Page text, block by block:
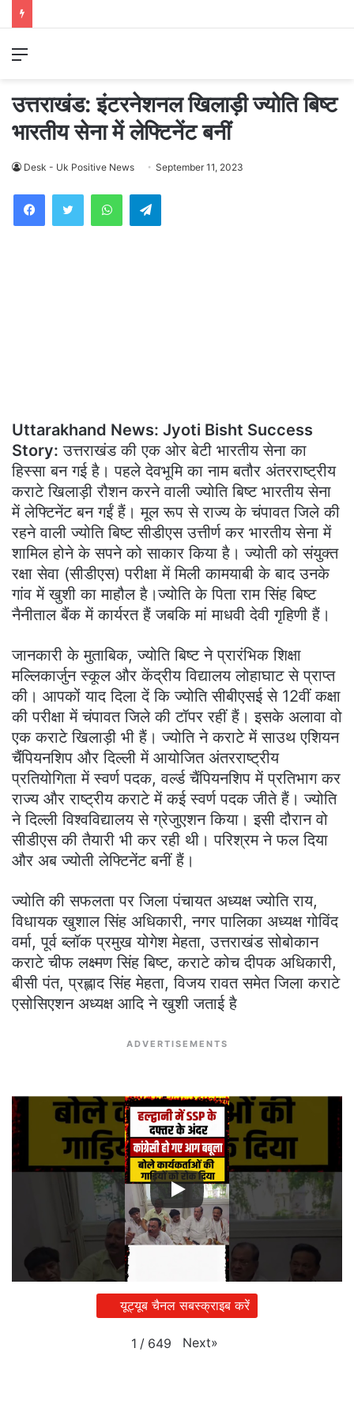
Menu
उत्तराखंड: इंटरनेशनल खिलाड़ी ज्योति बिष्ट
भारतीय सेना में लेफ्टिनेंट बनीं
Desk - Uk Positive News September 11, 2023
WhatsAppTelegram
Uttarakhand News: Jyoti Bisht Success
Story: उत्तराखंड की एक ओर बेटी भारतीय सेना का
हिस्सा बन गई है। पहले देवभूमि का नाम बतौर अंतरराष्ट्रीय
कराटे खिलाड़ी रौशन करने वाली ज्योति बिष्ट भारतीय सेना
में लेफ्टिनेंट बन गईं हैं। मूल रूप से राज्य के चंपावत जिले की
रहने वाली ज्योति बिष्ट सीडीएस उत्तीर्ण कर भारतीय सेना में
शामिल होने के सपने को साकार किया है। ज्योती को संयुक्त
रक्षा सेवा (सीडीएस) परीक्षा में मिली कामयाबी के बाद उनके
गांव में खुशी का माहौल है।ज्योति के पिता राम सिंह बिष्ट
नैनीताल बैंक में कार्यरत हैं जबकि मां माधवी देवी गृहिणी हैं।
जानकारी के मुताबिक, ज्योति बिष्ट ने प्रारंभिक शिक्षा
मल्लिकार्जुन स्कूल और केंद्रीय विद्यालय लोहाघाट से प्राप्त
की। आपकों याद दिला दें कि ज्योति सीबीएसई से 12वीं कक्षा
की परीक्षा में चंपावत जिले की टॉपर रहीं हैं। इसके अलावा वो
एक कराटे खिलाड़ी भी हैं। ज्योति ने कराटे में साउथ एशियन
चैंंपियनशिप और दिल्ली में आयोजित अंतरराष्ट्रीय
प्रतियोगिता में स्वर्ण पदक, वर्ल्ड चैंपियनशिप में प्रतिभाग कर
राज्य और राष्ट्रीय कराटे में कई स्वर्ण पदक जीते हैं। ज्योति
ने दिल्ली विश्वविद्यालय से ग्रेजुएशन किया। इसी दौरान वो
सीडीएस की तैयारी भी कर रही थी। परिश्रम ने फल दिया
और अब ज्योती लेफ्टिनेंट बनीं हैं।
ज्योति की सफलता पर जिला पंचायत अध्यक्ष ज्योति राय,
विधायक खुशाल सिंह अधिकारी, नगर पालिका अध्यक्ष गोविंद
वर्मा, पूर्व ब्लॉक प्रमुख योगेश मेहता, उत्तराखंड सोबोकान
कराटे चीफ लक्ष्मण सिंह बिष्ट, कराटे कोच दीपक अधिकारी,
बीसी पंत, प्रह्लाद सिंह मेहता, विजय रावत समेत जिला कराटे
एसोसिएशन अध्यक्ष आदि ने खुशी जताई है
ADVERTISEMENTS
यूट्यूब चैनल सबस्क्राइब करें
1 / 649 Next»